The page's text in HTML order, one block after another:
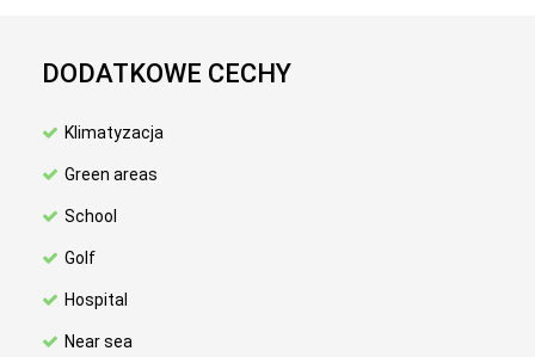
DODATKOWE CECHY
Klimatyzacja
Green areas
School
Golf
Hospital
Near sea